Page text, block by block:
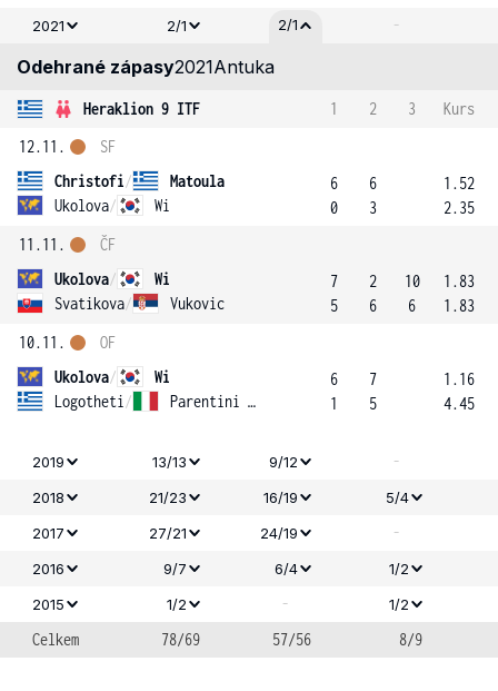
2021
2/1 2/1 -
Odehrané zápasy2021Antuka
Heraklion 9 ITF 1 2 3
Kurs
12.11.
Christofi/
Matoula
Ukolova/ Wi
SF
6
0
6
3
1.52
2.35
11.11.
Ukolova/
Wi
Svatikova/ Vukovic
ČF
7
5
2
6
10
6
1.83
1.83
10.11.
Ukolova/
Wi
Logotheti / Parentini Vallega Montebruno
OF
6
1
7
5
1.16
4.45
2019 13/13 9/12 -
2018 21/23 16/19
5/4
2017
27/21 24/19 -
2016
9/7 6/4
1/2
2015
1/2 - 1/2
Celkem 78/69 57/56 8/9